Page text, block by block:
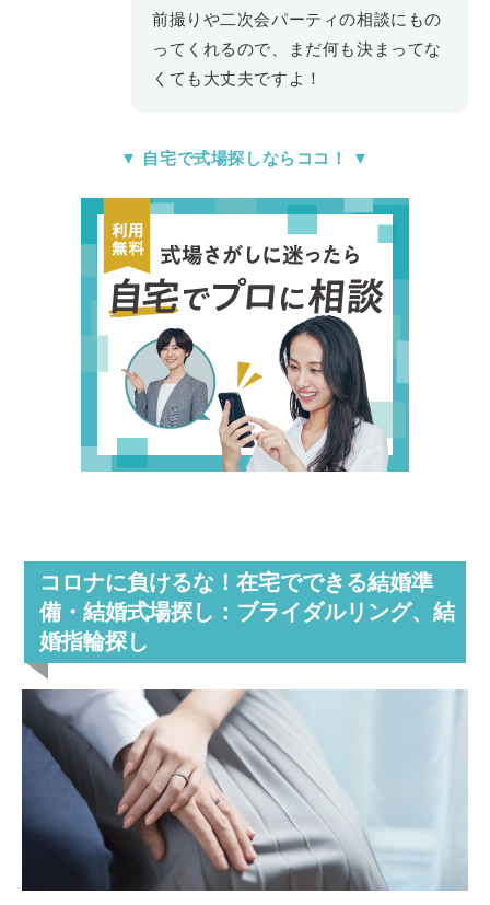
前撮りや二次会パーティの相談にもの
ってくれるので、まだ何も決まってな
くても大丈夫ですよ！
▼ 自宅で式場探しならココ！ ▼
コロナに負けるな！在宅でできる結婚準
備・結婚式場探し ：ブライダルリング、結
婚指輪探し